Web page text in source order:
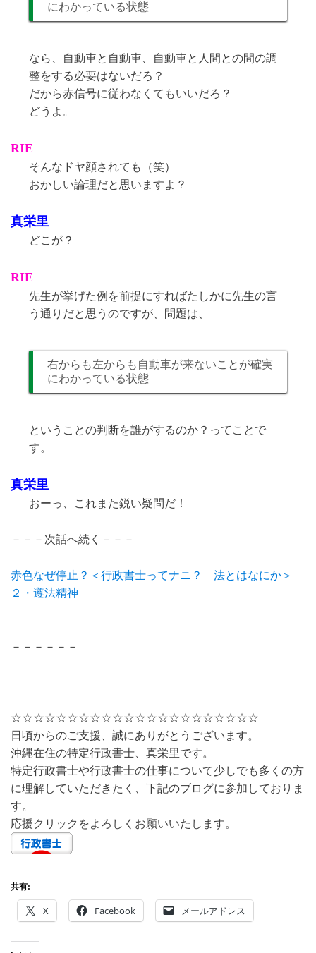
にわかっている状態
なら、自動車と自動車、自動車と人間との間の調
整をする必要はないだろ？
だから赤信号に従わなくてもいいだろ？
どうよ。
RIE
そんなドヤ顔されても（笑）
おかしい論理だと思いますよ？
真栄里
どこが？
RIE
先生が挙げた例を前提にすればたしかに先生の言
う通りだと思うのですが、問題は、
右からも左からも自動車が来ないことが確実
にわかっている状態
ということの判断を誰がするのか？ってことで
す。
真栄里
おーっ、これまた鋭い疑問だ！
－－－次話へ続く－－－
赤色なぜ停止？＜行政書士ってナニ？ 法とはなにか＞
２・遵法精神
－－－－－－
☆☆☆☆☆☆☆☆☆☆☆☆☆☆☆☆☆☆☆☆☆☆
日頃からのご支援、誠にありがとうございます。
沖縄在住の特定行政書士、真栄里です。
特定行政書士や行政書士の仕事について少しでも多くの方
に理解していただきたく、下記のブログに参加しておりま
す。
応援クリックをよろしくお願いいたします。
共有:
X Facebook メールアドレス